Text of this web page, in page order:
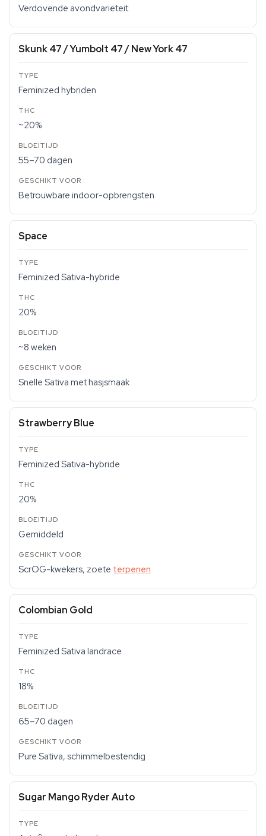
Verdovende avondvariëteit
Skunk 47 / Yumbolt 47 / New York 47
Feminized hybriden
~20%
55–70 dagen
Betrouwbare indoor-opbrengsten
Space
Feminized Sativa-hybride
20%
~8 weken
Snelle Sativa met hasjsmaak
Strawberry Blue
Feminized Sativa-hybride
20%
Gemiddeld
ScrOG-kwekers, zoete terpenen
Colombian Gold
Feminized Sativa landrace
18%
65–70 dagen
Pure Sativa, schimmelbestendig
Sugar Mango Ryder Auto